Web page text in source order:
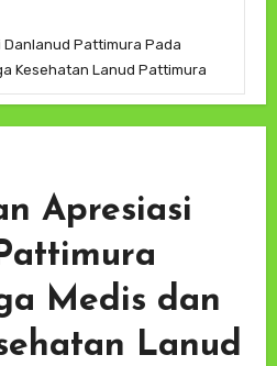
Danlanud Pattimura Pada
Kesehatan Lanud Pattimura
Apresiasi
Medis dan
Lanud